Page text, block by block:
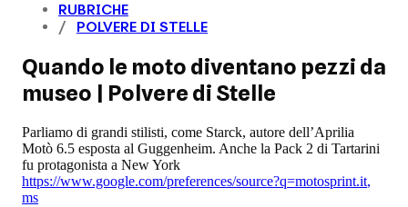
RUBRICHE
POLVERE DI STELLE
Quando le moto diventano pezzi da
museo | Polvere di Stelle
Parliamo di grandi stilisti, come Starck, autore dell’Aprilia
Motò 6.5 esposta al Guggenheim. Anche la Pack 2 di Tartarini
fu protagonista a New York
https://www.google.com/preferences/source?q=motosprint.it,
ms